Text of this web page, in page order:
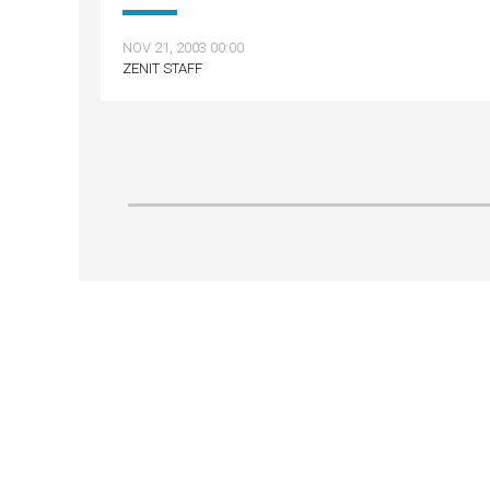
NOV 21, 2003 00:00
ZENIT STAFF